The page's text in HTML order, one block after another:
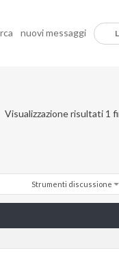
nuovi messaggi
Visualizzazione risultati 1
Strumenti discussione